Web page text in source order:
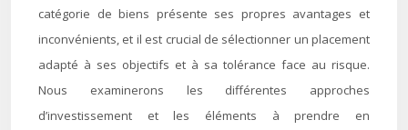
catégorie de biens présente ses propres avantages et
inconvénients, et il est crucial de sélectionner un placement
adapté à ses objectifs et à sa tolérance face au risque.
Nous examinerons les différentes approches
d’investissement et les éléments à prendre en